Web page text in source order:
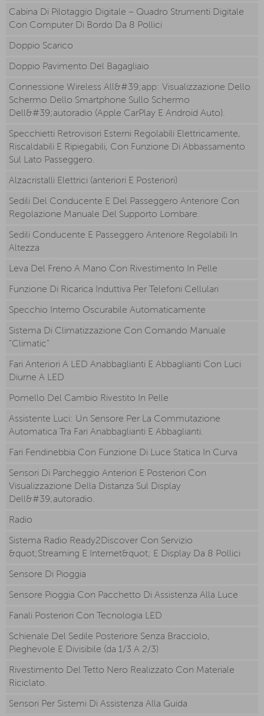
Cabina Di Pilotaggio Digitale – Quadro Strumenti Digitale
Con Computer Di Bordo Da 8 Pollici
Doppio Scarico
Doppio Pavimento Del Bagagliaio
Connessione Wireless All&#39;app: Visualizzazione Dello
Schermo Dello Smartphone Sullo Schermo
Dell&#39;autoradio (Apple CarPlay E Android Auto).
Specchietti Retrovisori Esterni Regolabili Elettricamente,
Riscaldabili E Ripiegabili, Con Funzione Di Abbassamento
Sul Lato Passeggero.
Alzacristalli Elettrici (anteriori E Posteriori)
Sedili Del Conducente E Del Passeggero Anteriore Con
Regolazione Manuale Del Supporto Lombare.
Sedili Conducente E Passeggero Anteriore Regolabili In
Altezza
Leva Del Freno A Mano Con Rivestimento In Pelle
Funzione Di Ricarica Induttiva Per Telefoni Cellulari
Specchio Interno Oscurabile Automaticamente
Sistema Di Climatizzazione Con Comando Manuale
“Climatic”
Fari Anteriori A LED Anabbaglianti E Abbaglianti Con Luci
Diurne A LED
Pomello Del Cambio Rivestito In Pelle
Assistente Luci: Un Sensore Per La Commutazione
Automatica Tra Fari Anabbaglianti E Abbaglianti.
Fari Fendinebbia Con Funzione Di Luce Statica In Curva
Sensori Di Parcheggio Anteriori E Posteriori Con
Visualizzazione Della Distanza Sul Display
Dell&#39;autoradio.
Radio
Sistema Radio Ready2Discover Con Servizio
&quot;Streaming E Internet&quot; E Display Da 8 Pollici
Sensore Di Pioggia
Sensore Pioggia Con Pacchetto Di Assistenza Alla Luce
Fanali Posteriori Con Tecnologia LED
Schienale Del Sedile Posteriore Senza Bracciolo,
Pieghevole E Divisibile (da 1/3 A 2/3)
Rivestimento Del Tetto Nero Realizzato Con Materiale
Riciclato.
Sensori Per Sistemi Di Assistenza Alla Guida